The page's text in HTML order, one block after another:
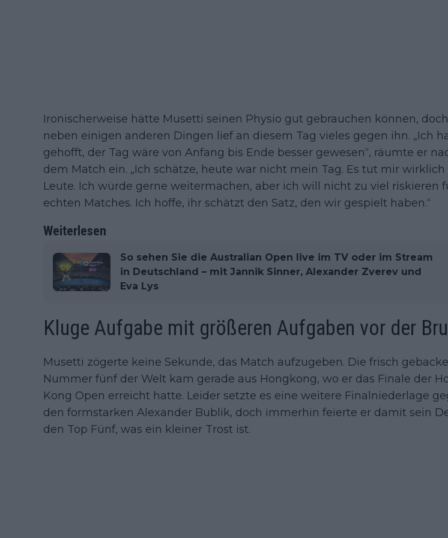
Ironischerweise hätte Musetti seinen Physio gut gebrauchen können, doch
neben einigen anderen Dingen lief an diesem Tag vieles gegen ihn. „Ich
gehofft, der Tag wäre von Anfang bis Ende besser gewesen“, räumte er
dem Match ein. „Ich schätze, heute war nicht mein Tag. Es tut mir wirklich
Leute. Ich würde gerne weitermachen, aber ich will nicht zu viel riskieren
echten Matches. Ich hoffe, ihr schätzt den Satz, den wir gespielt haben.“
Weiterlesen
So sehen Sie die Australian Open live im TV oder im Stream
in Deutschland – mit Jannik Sinner, Alexander Zverev und
Eva Lys
Kluge Aufgabe mit größeren Aufgaben vor der
Musetti zögerte keine Sekunde, das Match aufzugeben. Die frisch
Nummer fünf der Welt kam gerade aus Hongkong, wo er das Finale der
Kong Open erreicht hatte. Leider setzte es eine weitere Finalniederlage
den formstarken Alexander Bublik, doch immerhin feierte er damit sein
den Top Fünf, was ein kleiner Trost ist.